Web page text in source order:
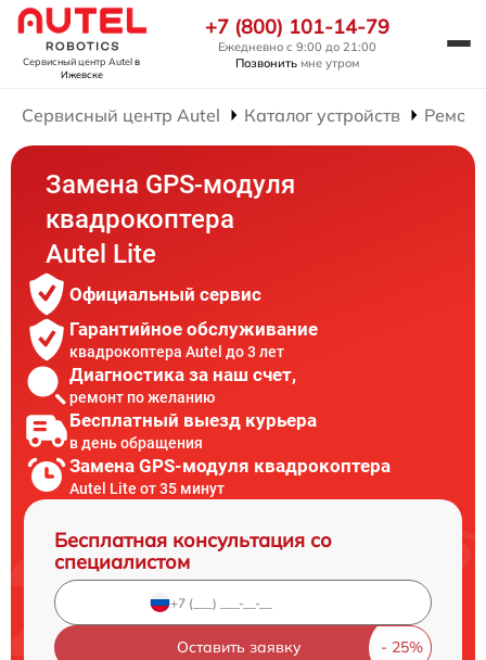
Сервисный центр Autelв
Ижевске
+7 (800) 101-14-79
Ежедневно с 9:00 до 21:00
Позвонить мне утром
Сервисный центр Autel Каталог устройств
Замена GPS-модуля
квадрокоптера
Autel Lite
Официальный сервис
Гарантийное обслуживание
квадрокоптера Autel до 3 лет
Диагностика за наш счет,
ремонт по желанию
Бесплатный выезд курьера
в день обращения
Замена GPS-модуля квадрокоптера
Autel Lite от 35 минут
Бесплатная консультация со
специалистом
Оставить заявку